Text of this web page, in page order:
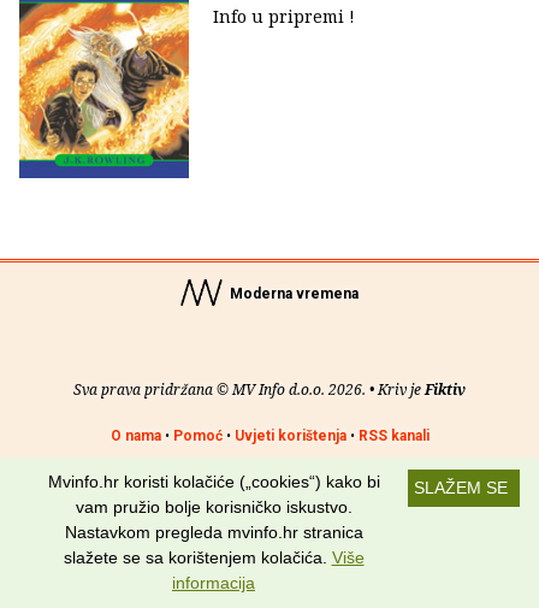
Info u pripremi !
Moderna vremena
Sva prava pridržana © MV Info d.o.o. 2026. • Kriv jeFiktiv
O nama• Pomoć• Uvjeti korištenja• RSS kanali
Potraži nas na: SLAŽEM SE
Mvinfo.hr koristi kolačiće („cookies“) kako bi
vam pružio bolje korisničko iskustvo.
Nastavkom pregleda mvinfo.hr stranica
slažete se sa korištenjem kolačića. Više
informacija